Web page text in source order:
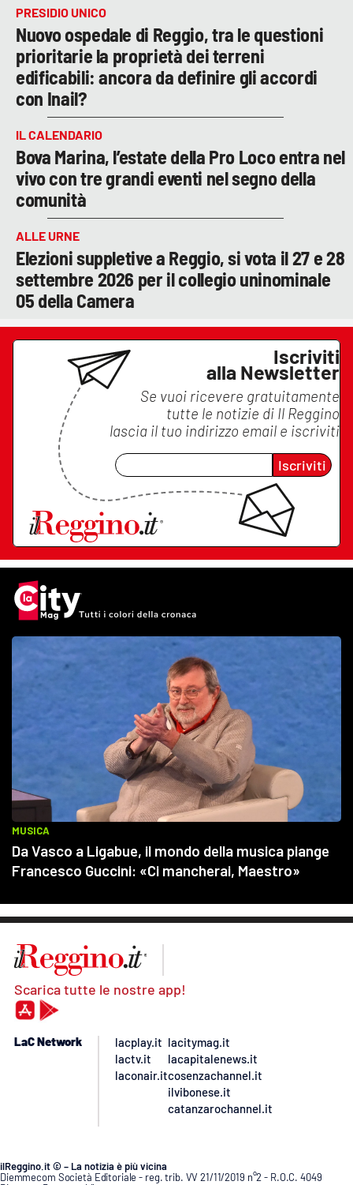
PRESIDIO UNICO
Nuovo ospedale di Reggio, tra le questioni
prioritarie la proprietà dei terreni
edificabili: ancora da definire gli accordi
con Inail?
IL CALENDARIO
Bova Marina, l’estate della Pro Loco entra nel
vivo con tre grandi eventi nel segno della
comunità
ALLE URNE
Elezioni suppletive a Reggio, si vota il 27 e 28
settembre 2026 per il collegio uninominale
05 della Camera
Iscriviti
alla Newsletter
Se vuoi ricevere gratuitamente
tutte le notizie di Il Reggino
lascia il tuo indirizzo email e iscriviti
Iscriviti
Scarica tutte le nostre app!
LaC Network
lacplay.it
lactv.it
laconair.it
lacitymag.it
lacapitalenews.it
cosenzachannel.it
ilvibonese.it
catanzarochannel.it
ilReggino.it © – La notizia è più vicina
Diemmecom Società Editoriale - reg. trib. VV 21/11/2019 n°2 - R.O.C. 4049